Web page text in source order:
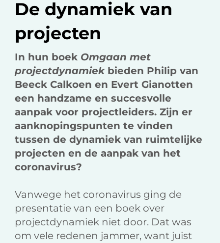
c
o
k
n
n
De dynamiek van
projecten
In hun boek Omgaan met
projectdynamiekbieden Philip van
Beeck Calkoen en Evert Gianotten
een handzame en succesvolle
aanpak voor projectleiders. Zijn er
aanknopingspunten te vinden
tussen de dynamiek van ruimtelijke
projecten en de aanpak van het
coronavirus?
Vanwege het coronavirus ging de
presentatie van een boek over
projectdynamiek niet door. Dat was
om vele redenen jammer, want juist